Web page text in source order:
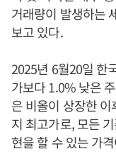
거래량이 발생하는
보고 있다.
2025년 6월20일 한
가보다 1.0% 낮은
은 비올이 상장한
지 최고가로, 모든
현을 할 수 있는 가